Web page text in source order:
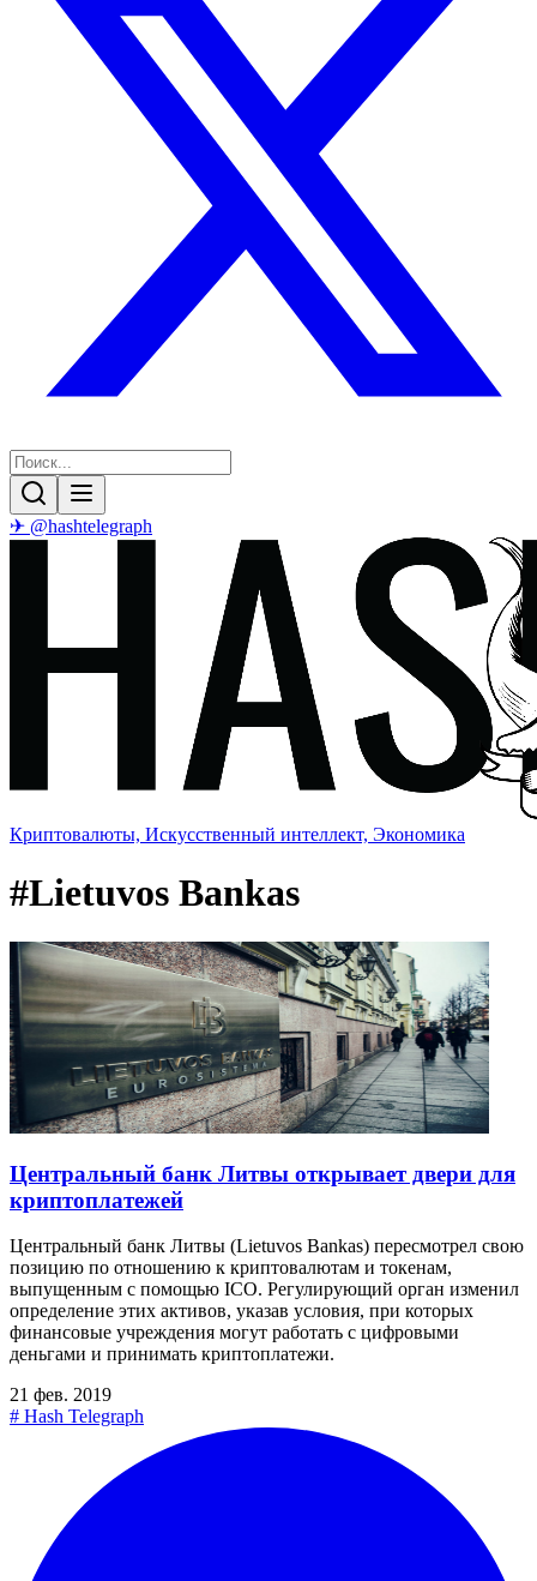
✈ @hashtelegraph
Криптовалюты, Искусственный интеллект, Экономика
#Lietuvos Bankas
Центральный банк Литвы открывает двери для
криптоплатежей
Центральный банк Литвы (Lietuvos Bankas) пересмотрел свою
позицию по отношению к криптовалютам и токенам,
выпущенным с помощью ICO. Регулирующий орган изменил
определение этих активов, указав условия, при которых
финансовые учреждения могут работать с цифровыми
деньгами и принимать криптоплатежи.
21 фев. 2019
# Hash Telegraph